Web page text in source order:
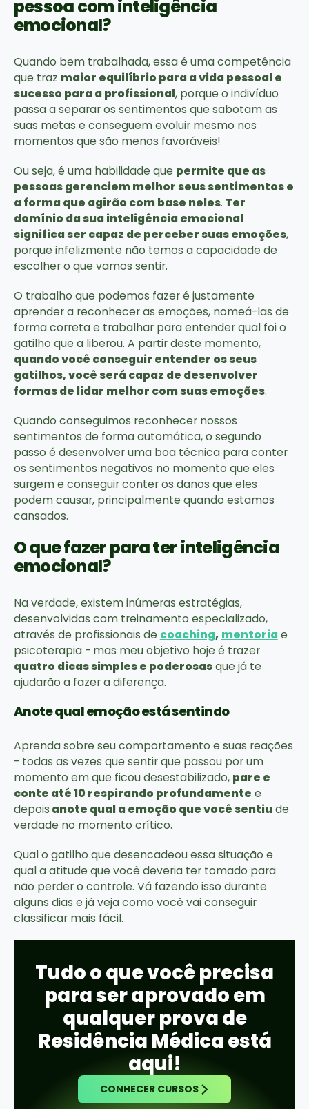
pessoa com inteligência
emocional?
Quando bem trabalhada, essa é uma competência
que traz maior equilíbrio para a vida pessoal e
sucesso para a profissional, porque o indivíduo
passa a separar os sentimentos que sabotam as
suas metas e conseguem evoluir mesmo nos
momentos que são menos favoráveis!
Ou seja, é uma habilidade que permite que as
pessoas gerenciem melhor seus sentimentos e
a forma que agirão com base neles. Ter
domínio da sua inteligência emocional
significa ser capaz de perceber suas emoções,
porque infelizmente não temos a capacidade de
escolher o que vamos sentir.
O trabalho que podemos fazer é justamente
aprender a reconhecer as emoções, nomeá-las de
forma correta e trabalhar para entender qual foi o
gatilho que a liberou. A partir deste momento,
quando você conseguir entender os seus
gatilhos, você será capaz de desenvolver
formas de lidar melhor com suas emoções.
Quando conseguimos reconhecer nossos
sentimentos de forma automática, o segundo
passo é desenvolver uma boa técnica para conter
os sentimentos negativos no momento que eles
surgem e conseguir conter os danos que eles
podem causar, principalmente quando estamos
cansados.
O que fazer para ter inteligência
emocional?
Na verdade, existem inúmeras estratégias,
desenvolvidas com treinamento especializado,
através de profissionais de coaching, mentoria e
psicoterapia - mas meu objetivo hoje é trazer
quatro dicas simples e poderosasque já te
ajudarão a fazer a diferença.
Anote qual emoção está sentindo
Aprenda sobre seu comportamento e suas reações
- todas as vezes que sentir que passou por um
momento em que ficou desestabilizado, pare e
conte até 10 respirando profundamente e
depois anote qual a emoção que você sentiude
verdade no momento crítico.
Qual o gatilho que desencadeou essa situação e
qual a atitude que você deveria ter tomado para
não perder o controle. Vá fazendo isso durante
alguns dias e já veja como você vai conseguir
classificar mais fácil.
Tudo o que você precisa
para ser aprovado em
qualquer prova de
Residência Médica está
aqui!
CONHECER CURSOS